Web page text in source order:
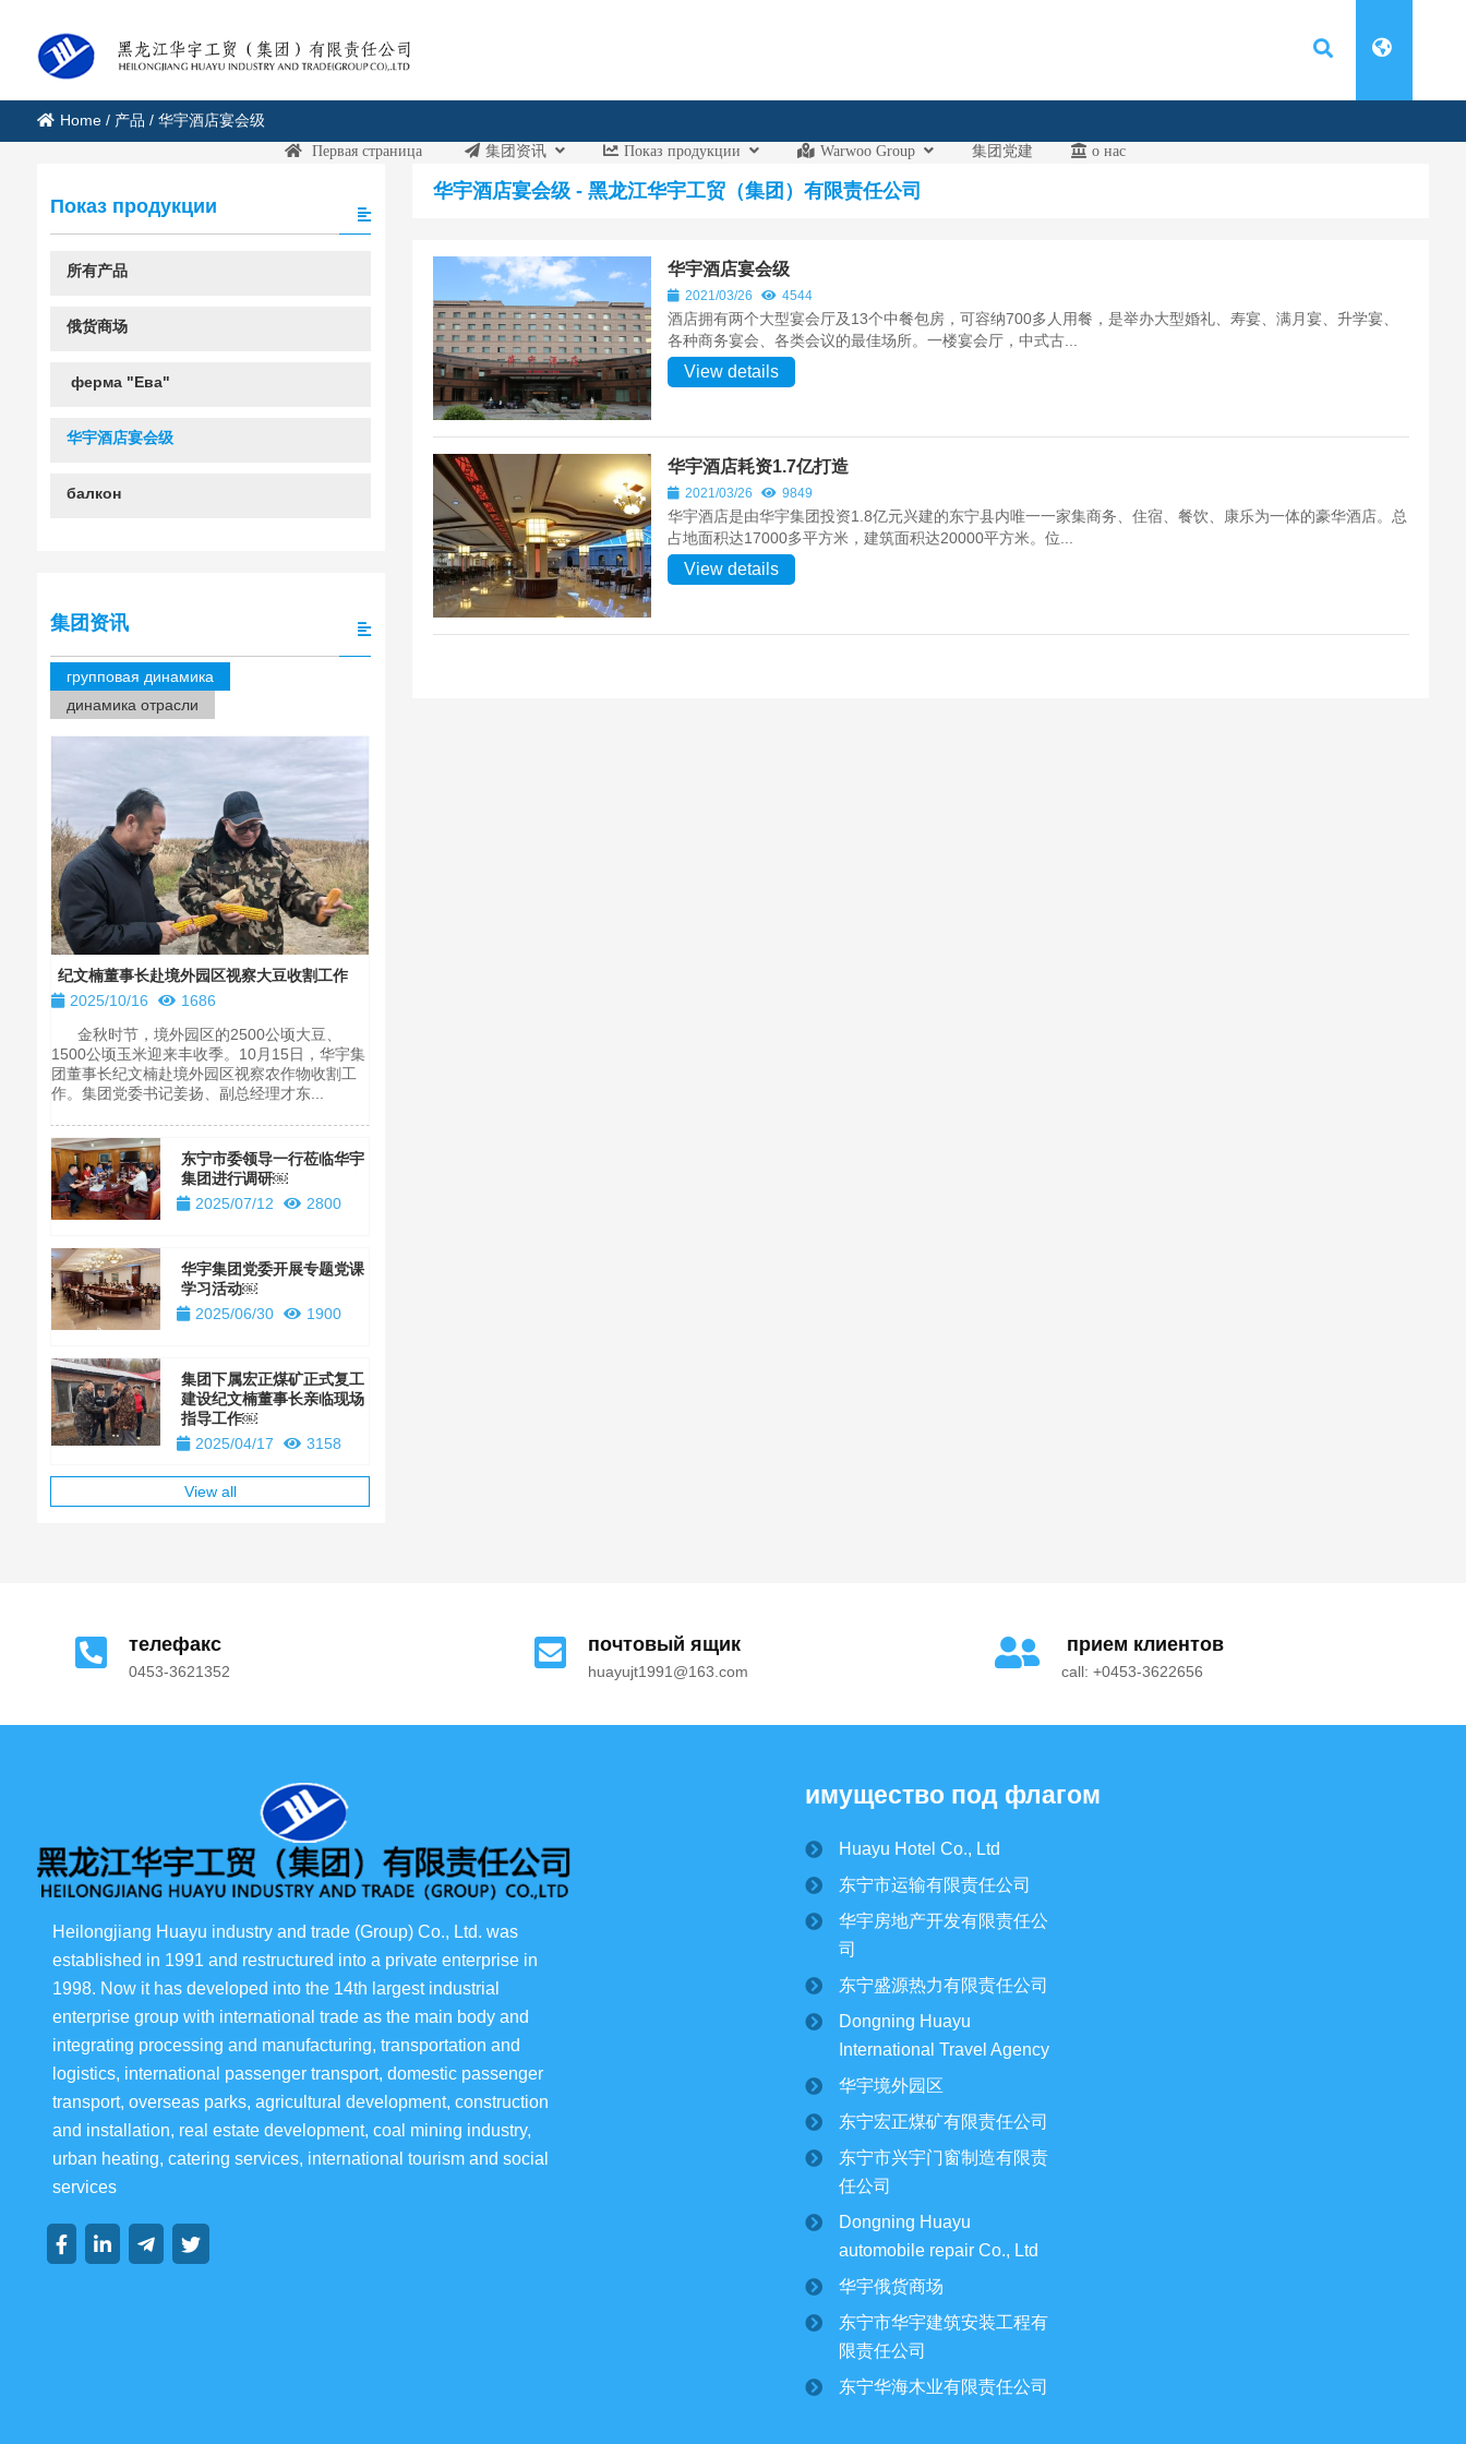
Первая страница 集团资讯 Показ продукции Warwoo Group 集团党建 о нас
Home/ 产品 / 华宇酒店宴会级
华宇酒店宴会级 - 黑龙江华宇工贸（集团）有限责任公司
华宇酒店宴会级
2021/03/26 4544
酒店拥有两个大型宴会厅及13个中餐包房，可容纳700多人用餐，是举办大型婚礼、寿宴、满月宴、升学宴、
各种商务宴会、各类会议的最佳场所。一楼宴会厅，中式古...
View details
华宇酒店耗资1.7亿打造
2021/03/26 9849
华宇酒店是由华宇集团投资1.8亿元兴建的东宁县内唯一一家集商务、住宿、餐饮、康乐为一体的豪华酒店。总
占地面积达17000多平方米，建筑面积达20000平方米。位...
View details
Показ продукции
所有产品
俄货商场
ферма "Ева"
华宇酒店宴会级
балкон
集团资讯
групповая динамика
динамика отрасли
纪文楠董事长赴境外园区视察大豆收割工作
2025/10/16
1686
金秋时节，境外园区的2500公顷大豆、
1500公顷玉米迎来丰收季。10月15日，华宇集
团董事长纪文楠赴境外园区视察农作物收割工
作。集团党委书记姜扬、副总经理才东...
东宁市委领导一行莅临华宇
集团进行调研￼
2025/07/12
2800
华宇集团党委开展专题党课
学习活动￼
2025/06/30
1900
集团下属宏正煤矿正式复工
建设纪文楠董事长亲临现场
指导工作￼
2025/04/17
3158
View all
телефакс
0453-3621352
почтовый ящик
huayujt1991@163.com
прием клиентов
call: +0453-3622656
Heilongjiang Huayu industry and trade (Group) Co., Ltd. was
established in 1991 and restructured into a private enterprise in
1998. Now it has developed into the 14th largest industrial
enterprise group with international trade as the main body and
integrating processing and manufacturing, transportation and
logistics, international passenger transport, domestic passenger
transport, overseas parks, agricultural development, construction
and installation, real estate development, coal mining industry,
urban heating, catering services, international tourism and social
services
имущество под флагом
Huayu Hotel Co., Ltd
东宁市运输有限责任公司
华宇房地产开发有限责任公
司
东宁盛源热力有限责任公司
Dongning Huayu
International Travel Agency
华宇境外园区
东宁宏正煤矿有限责任公司
东宁市兴宇门窗制造有限责
任公司
Dongning Huayu
automobile repair Co., Ltd
华宇俄货商场
东宁市华宇建筑安装工程有
限责任公司
东宁华海木业有限责任公司